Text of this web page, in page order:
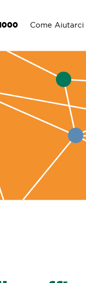
Come Aiutarci